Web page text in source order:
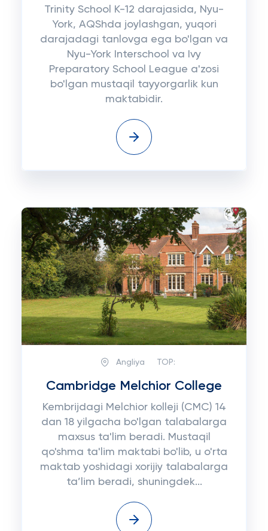
Trinity School K-12 darajasida, Nyu-
York, AQShda joylashgan, yuqori
darajadagi tanlovga ega bo'lgan va
Nyu-York Interschool va Ivy
Preparatory School League a'zosi
bo'lgan mustaqil tayyorgarlik kun
maktabidir.
Angliya TOP:
Cambridge Melchior College
Kembrijdagi Melchior kolleji (CMC) 14
dan 18 yilgacha bo'lgan talabalarga
maxsus ta'lim beradi. Mustaqil
qo'shma ta'lim maktabi bo'lib, u o'rta
maktab yoshidagi xorijiy talabalarga
ta’lim beradi, shuningdek...